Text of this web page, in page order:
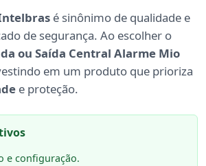
é sinônimo de qualidade e
de segurança. Ao escolher o
ou Saída Central Alarme Mio
em um produto que prioriza
e proteção.
e configuração.